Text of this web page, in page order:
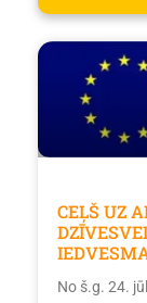
CEĻŠ UZ
No š.g. 24.